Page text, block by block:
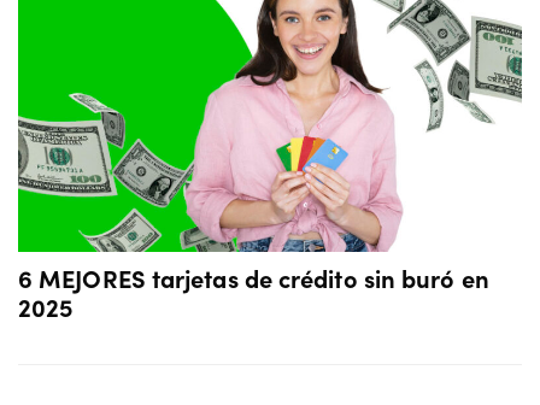
6 MEJORES tarjetas de crédito sin buró en
2025